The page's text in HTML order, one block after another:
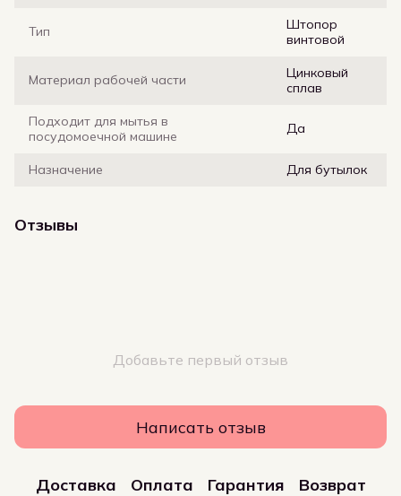
Тип
Штопор
винтовой
Материал рабочей части
Цинковый
сплав
Подходит для мытья в
посудомоечной машине
Да
Назначение Для бутылок
Отзывы
Добавьте первый отзыв
Написать отзыв
Доставка Оплата Гарантия Возврат